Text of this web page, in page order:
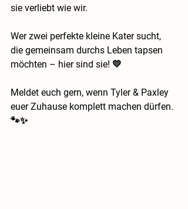
sie verliebt wie wir.
Wer zwei perfekte kleine Kater sucht,
die gemeinsam durchs Leben tapsen
möchten – hier sind sie! 💛
Meldet euch gern, wenn Tyler & Paxley
euer Zuhause komplett machen dürfen.
🐾✨